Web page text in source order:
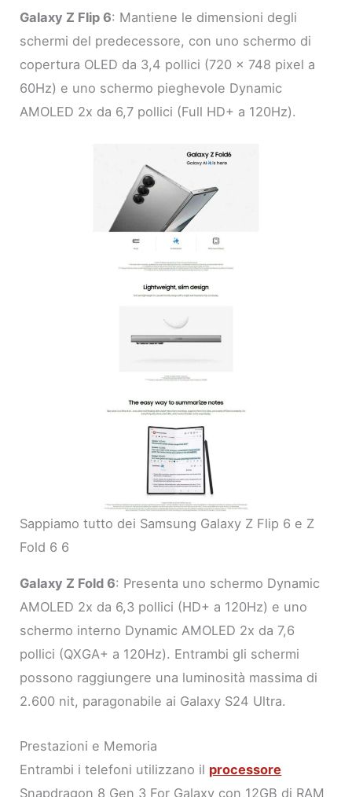
Galaxy Z Flip 6: Mantiene le dimensioni degli
schermi del predecessore, con uno schermo di
copertura OLED da 3,4 pollici (720 x 748 pixel a
60Hz) e uno schermo pieghevole Dynamic
AMOLED 2x da 6,7 pollici (Full HD+ a 120Hz).
Sappiamo tutto dei Samsung Galaxy Z Flip 6 e Z
Fold 6 6
Galaxy Z Fold 6: Presenta uno schermo Dynamic
AMOLED 2x da 6,3 pollici (HD+ a 120Hz) e uno
schermo interno Dynamic AMOLED 2x da 7,6
pollici (QXGA+ a 120Hz). Entrambi gli schermi
possono raggiungere una luminosità massima di
2.600 nit, paragonabile ai Galaxy S24 Ultra.
Prestazioni e Memoria
Entrambi i telefoni utilizzano il processore
Snapdragon 8 Gen 3 For Galaxy con 12GB di RAM